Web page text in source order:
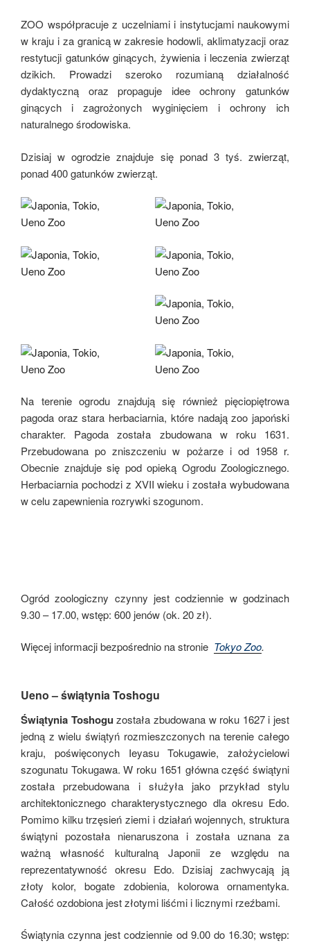
ZOO współpracuje z uczelniami i instytucjami naukowymi
w kraju i za granicą w zakresie hodowli, aklimatyzacji oraz
restytucji gatunków ginących, żywienia i leczenia zwierząt
dzikich. Prowadzi szeroko rozumianą działalność
dydaktyczną oraz propaguje idee ochrony gatunków
ginących i zagrożonych wyginięciem i ochrony ich
naturalnego środowiska.
Dzisiaj w ogrodzie znajduje się ponad 3 tyś. zwierząt,
ponad 400 gatunków zwierząt.
Na terenie ogrodu znajdują się również pięciopiętrowa
pagoda oraz stara herbaciarnia, które nadają zoo japoński
charakter. Pagoda została zbudowana w roku 1631.
Przebudowana po zniszczeniu w pożarze i od 1958 r.
Obecnie znajduje się pod opieką Ogrodu Zoologicznego.
Herbaciarnia pochodzi z XVII wieku i została wybudowana
w celu zapewnienia rozrywki szogunom.
Ogród zoologiczny czynny jest codziennie w godzinach
9.30 – 17.00, wstęp: 600 jenów (ok. 20 zł).
Więcej informacji bezpośrednio na stronie Tokyo Zoo.
Ueno – świątynia Toshogu
Świątynia Toshogu została zbudowana w roku 1627 i jest
jedną z wielu świątyń rozmieszczonych na terenie całego
kraju, poświęconych Ieyasu Tokugawie, założycielowi
szogunatu Tokugawa. W roku 1651 główna część świątyni
została przebudowana i służyła jako przykład stylu
architektonicznego charakterystycznego dla okresu Edo.
Pomimo kilku trzęsień ziemi i działań wojennych, struktura
świątyni pozostała nienaruszona i została uznana za
ważną własność kulturalną Japonii ze względu na
reprezentatywność okresu Edo. Dzisiaj zachwycają ją
złoty kolor, bogate zdobienia, kolorowa ornamentyka.
Całość ozdobiona jest złotymi liśćmi i licznymi rzeźbami.
Świątynia czynna jest codziennie od 9.00 do 16.30; wstęp: